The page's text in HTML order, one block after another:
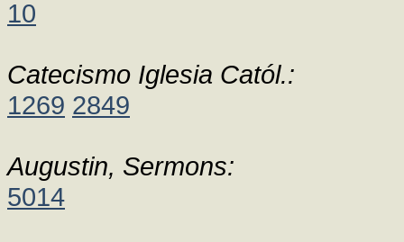
10
Catecismo Iglesia Catól.:
1269 2849
Augustin, Sermons:
5014